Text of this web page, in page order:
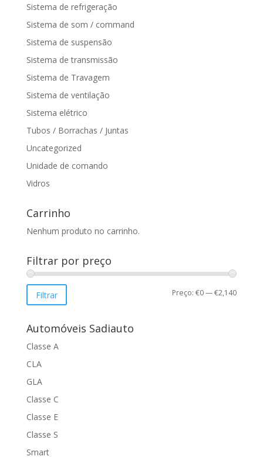
Sistema de refrigeração
Sistema de som / command
Sistema de suspensão
Sistema de transmissão
Sistema de Travagem
Sistema de ventilação
Sistema elétrico
Tubos / Borrachas / Juntas
Uncategorized
Unidade de comando
Vidros
Carrinho
Nenhum produto no carrinho.
Filtrar por preço
Preço
Preço
Filtrar Preço:€0—€2,140
Automóveis Sadiauto
Classe A
CLA
GLA
Classe C
Classe E
Classe S
Smart